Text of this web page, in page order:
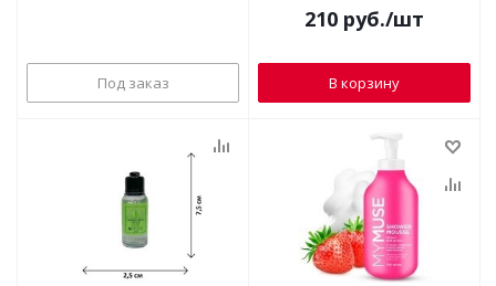
Под заказ
210 руб./шт
В корзину